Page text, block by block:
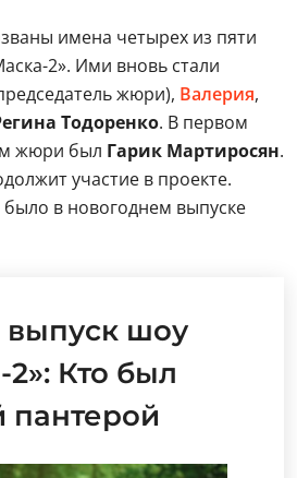
имена четырех из пяти
2». Ими вновь стали
жюри), Валерия,
Тодоренко. В первом
жюри был Гарик Мартиросян.
участие в проекте.
в новогоднем выпуске
выпуск шоу
Кто был
пантерой